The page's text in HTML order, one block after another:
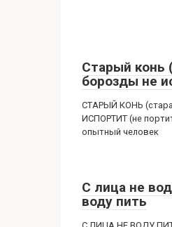
Старый конь
борозды не
СТАРЫЙ КОНЬ
ИСПОРТИТ (не
опытный человек
С лица не
воду пить